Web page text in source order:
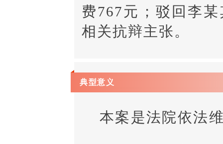
费767元；驳回李
相关抗辩主张。
典型意义
本案是法院依法